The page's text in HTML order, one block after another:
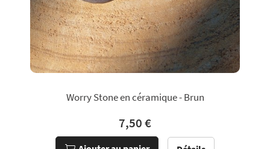
Worry Stone en céramique - Brun
7,50 €